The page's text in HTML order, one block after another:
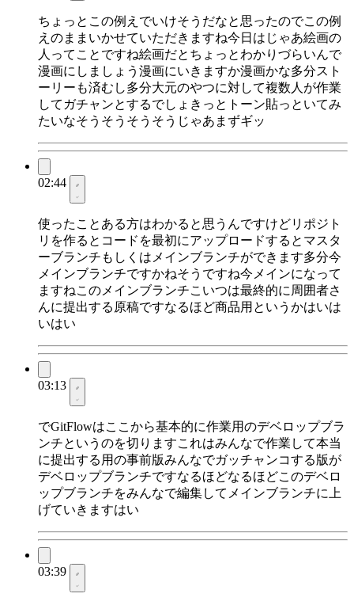
ちょっとこの例えでいけそうだなと思ったのでこの例
えのままいかせていただきますね今日はじゃあ絵画の
人ってことですね絵画だとちょっとわかりづらいんで
漫画にしましょう漫画にいきますか漫画かな多分スト
ーリーも済むし多分大元のやつに対して複数人が作業
してガチャンとするでしょきっとトーン貼っといてみ
たいなそうそうそうそうじゃあまずギッ
02:44
使ったことある方はわかると思うんですけどリポジト
リを作るとコードを最初にアップロードするとマスタ
ーブランチもしくはメインブランチができます多分今
メインブランチですかねそうですね今メインになって
ますねこのメインブランチこいつは最終的に周囲者さ
んに提出する原稿ですなるほど商品用というかはいは
いはい
03:13
でGitFlowはここから基本的に作業用のデベロップブラ
ンチというのを切りますこれはみんなで作業して本当
に提出する用の事前版みんなでガッチャンコする版が
デベロップブランチですなるほどなるほどこのデベロ
ップブランチをみんなで編集してメインブランチに上
げていきますはい
03:39